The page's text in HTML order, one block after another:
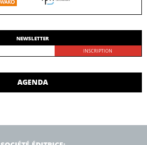
NEWSLETTER
AGENDA